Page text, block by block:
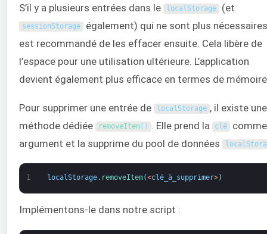
S’il y a plusieurs entrées dans le localStorage (et
sessionStorage également) qui ne sont plus
est recommandé de les effacer ensuite. Cela libère de
l’espace pour une utilisation ultérieure. L’application
devient également plus efficace en termes de
Pour supprimer une entrée de localStorage , il existe une
méthode dédiée
removeItem( ) . Elle prend la clé
comme
argument et la supprime du pool de données
1 localStorage. removeItem(<clé_à_supprimer>)
Implémentons-le dans notre script :